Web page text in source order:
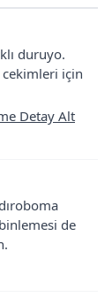
duruyo.
cekimleri için
Detay Alt
de